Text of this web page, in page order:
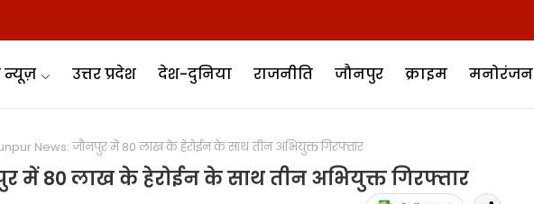
न्यूज़ उत्तर प्रदेश देश-दुनिया राजनीति जौनपुर क्राइम मनोरंजन
News: जौनपुर में 80 लाख के हेरोईन के साथ तीन अभियुक्त गिरफ्तार
में 80 लाख के हेरोईन के साथ तीन अभियुक्त गिरफ्तार